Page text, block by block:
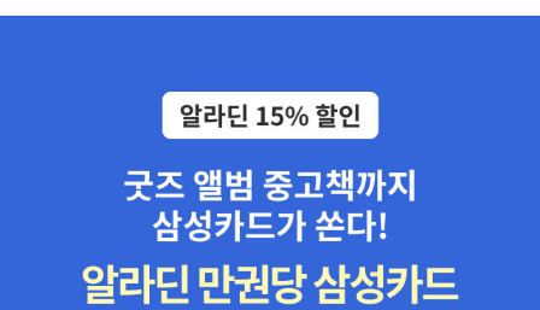
과 에바 일루즈<감정자본주의>는 자본주의 배후의 비극적 욕망을 다
룬다. <감정자본주의>에 대한 출판사의 평을 잠깐 들어보자. ‘심리
에서 참조해야 할 지침이자 회사 경영 전략과 국가 정책의 중요한 원
리로 떠오르고 있다. 더불어 행복해질 수 있는 능력인 낙관성, 몰입,
영향이 세계적으로 각광받고 있다. 『몰입』의 저자 미하이 칙센트미하